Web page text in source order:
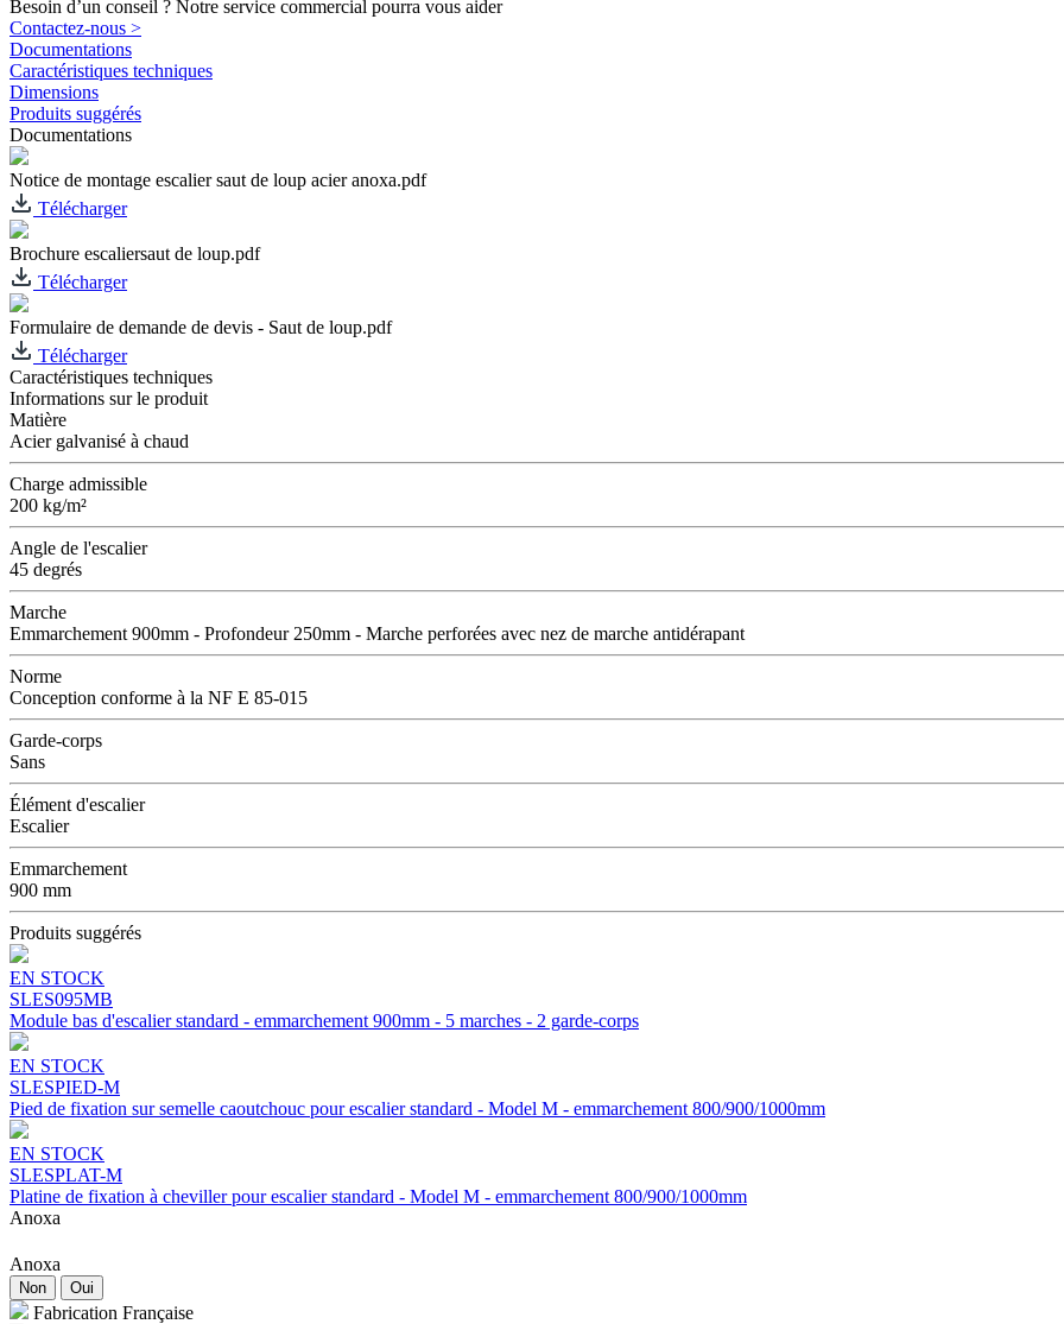
Besoin d’un conseil ? Notre service commercial pourra vous aider
Contactez-nous >
Documentations
Caractéristiques techniques
Dimensions
Produits suggérés
Documentations
Notice de montage escalier saut de loup acier anoxa.pdf
Télécharger
Brochure escaliersaut de loup.pdf
Télécharger
Formulaire de demande de devis - Saut de loup.pdf
Télécharger
Caractéristiques techniques
Informations sur le produit
Matière
Acier galvanisé à chaud
Charge admissible
200 kg/m²
Angle de l'escalier
45 degrés
Marche
Emmarchement 900mm - Profondeur 250mm - Marche perforées avec nez de marche antidérapant
Norme
Conception conforme à la NF E 85-015
Garde-corps
Sans
Élément d'escalier
Escalier
Emmarchement
900 mm
Produits suggérés
EN STOCK
SLES095MB
Module bas d'escalier standard - emmarchement 900mm - 5 marches - 2 garde-corps
EN STOCK
SLESPIED-M
Pied de fixation sur semelle caoutchouc pour escalier standard - Model M - emmarchement 800/900/1000mm
EN STOCK
SLESPLAT-M
Platine de fixation à cheviller pour escalier standard - Model M - emmarchement 800/900/1000mm
Anoxa
Anoxa
Non Oui
Fabrication Française